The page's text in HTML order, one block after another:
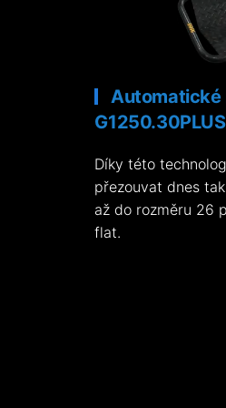
Automatické
Díky této
přezouvat dnes
až do rozměru 26
flat.